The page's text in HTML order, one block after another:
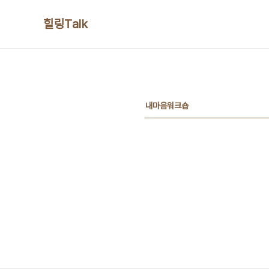
힐링Talk
내마음워크숍